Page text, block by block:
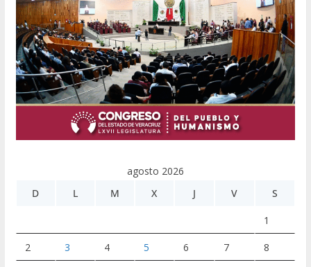
agosto 2026
D
L M X J V S
1
2 3 4 5 6 7 8